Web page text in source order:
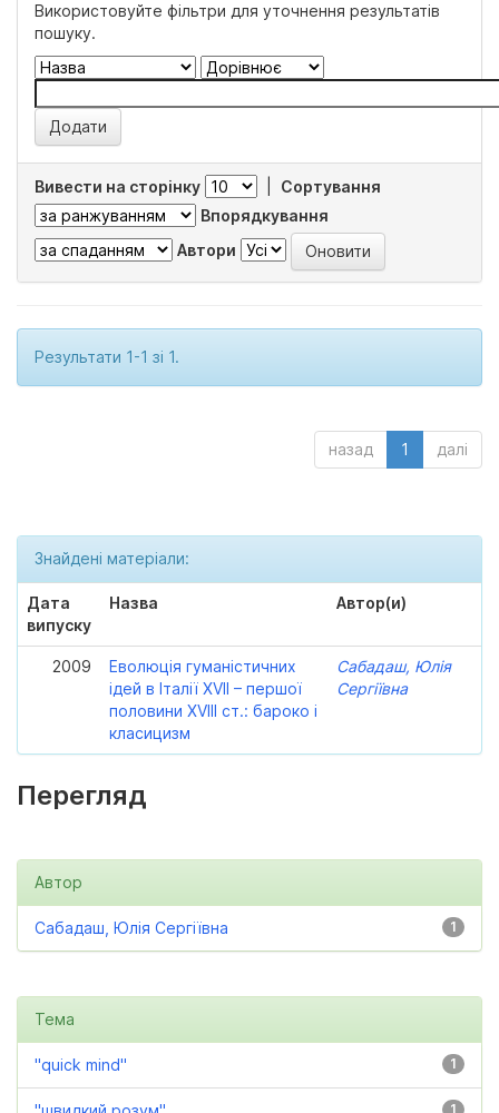
Використовуйте фільтри для уточнення результатів
пошуку.
Вивести на сторінку
Сортування
Впорядкування
Автори
Результати 1-1 зі 1.
назад 1 далі
Знайдені матеріали:
Дата
випуску
Назва Автор(и)
2009
Еволюція гуманістичних
ідей в Італії XVII – першої
половини XVIII ст.: бароко і
класицизм
Сабадаш, Юлія
Сергіївна
Перегляд
Автор
1
Сабадаш, Юлія Сергіївна
Тема
1
"quick mind"
1